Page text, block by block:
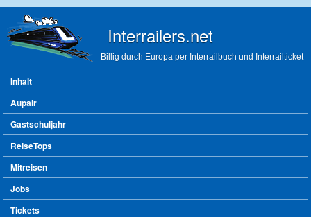
Interrailers.net
Billig durch Europa per Interrailbuch und Interrailticket
Hauptmenü
Inhalt
Aupair
Gastschuljahr
ReiseTops
Mitreisen
Jobs
Tickets